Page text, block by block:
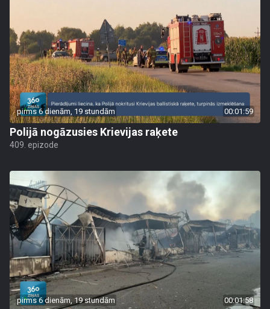
pirms 6 dienām, 19 stundām 00:01:59
Polijā nogāzusies Krievijas raķete
409. epizode
pirms 6 dienām, 19 stundām 00:01:58